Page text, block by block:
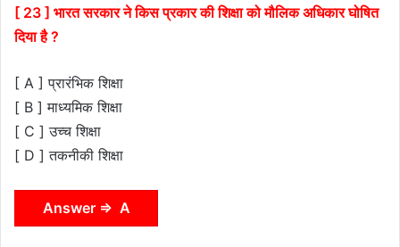
[ 23 ] भारत सरकार ने किस प्रकार की शिक्षा को मौलिक अधिकार घोषित
दिया है ?
[ A ] प्रारंभिक शिक्षा
[ B ] माध्यमिक शिक्षा
[ C ] उच्च शिक्षा
[ D ] तकनीकी शिक्षा
Answer ⇒ A